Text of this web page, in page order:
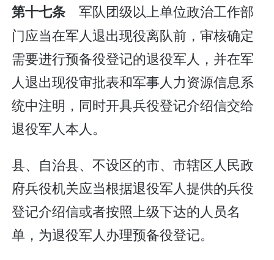
第十七条军队团级以上单位政治工作部
门应当在军人退出现役离队前，审核确定
需要进行预备役登记的退役军人，并在军
人退出现役审批表和军事人力资源信息系
统中注明，同时开具兵役登记介绍信交给
退役军人本人。
县、自治县、不设区的市、市辖区人民政
府兵役机关应当根据退役军人提供的兵役
登记介绍信或者按照上级下达的人员名
单，为退役军人办理预备役登记。